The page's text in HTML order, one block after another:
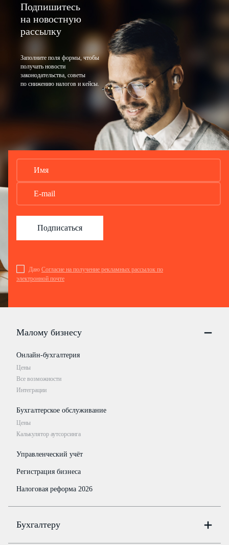
Подпишитесь
на новостную
рассылку
Заполните поля формы, чтобы
получать новости
законодательства, советы
по снижению налогов и кейсы.
Даю Согласие на получение рекламных рассылок по
электронной почте
Подписаться
Малому бизнесу
Онлайн-бухгалтерия
Цены
Все возможности
Интеграции
Бухгалтерское обслуживание
Цены
Калькулятор аутсорсинга
Управленческий учёт
Регистрация бизнеса
Налоговая реформа 2026
Бухгалтеру